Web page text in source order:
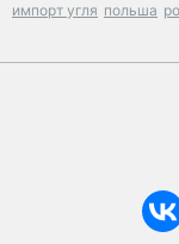
импорт угля польша